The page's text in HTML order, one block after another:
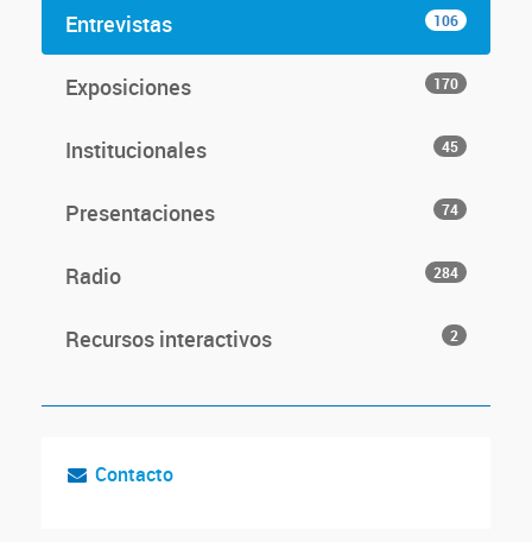
Entrevistas 106
Exposiciones 170
Institucionales 45
Presentaciones 74
Radio 284
Recursos interactivos 2
Contacto